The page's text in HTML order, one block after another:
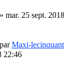
» mar. 25 sept.
parMaxi-
22:46